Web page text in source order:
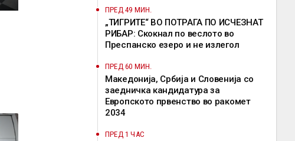
ПРЕД 49 МИН.
„ТИГРИТЕ“ ВО ПОТРАГА ПО ИСЧЕЗНАТ
РИБАР: Скокнал по веслото во
Преспанско езеро и не излегол
ПРЕД 60 МИН.
Македонија, Србија и Словенија со
заедничка кандидатура за
Европското првенство во ракомет
2034
ПРЕД 1 ЧАС